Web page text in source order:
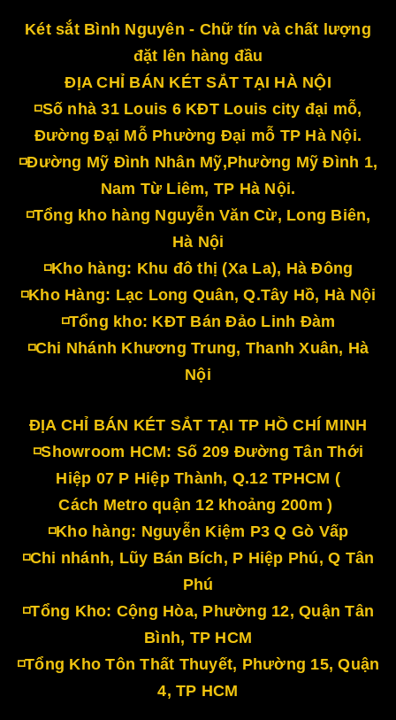
Két sắt Bình Nguyên - Chữ tín và chất lượng
đặt lên hàng đầu
ĐỊA CHỈ BÁN KÉT SẮT TẠI HÀ NỘI
◽Số nhà 31 Louis 6 KĐT Louis city đại mỗ,
Đường Đại Mỗ Phường Đại mỗ TP Hà Nội.
◽Đường Mỹ Đình Nhân Mỹ,Phường Mỹ Đình 1,
Nam Từ Liêm, TP Hà Nội.
◽Tổng kho hàng Nguyễn Văn Cừ, Long Biên,
Hà Nội
◽Kho hàng: Khu đô thị (Xa La), Hà Đông
◽Kho Hàng: Lạc Long Quân, Q.Tây Hồ, Hà Nội
◽Tổng kho: KĐT Bán Đảo Linh Đàm
◽Chi Nhánh Khương Trung, Thanh Xuân, Hà
Nội
ĐỊA CHỈ BÁN KÉT SẮT TẠI TP HỒ CHÍ MINH
◽Showroom HCM: Số 209 Đường Tân Thới
Hiệp 07 P Hiệp Thành, Q.12 TPHCM (
Cách Metro quận 12 khoảng 200m )
◽Kho hàng: Nguyễn Kiệm P3 Q Gò Vấp
◽Chi nhánh, Lũy Bán Bích, P Hiệp Phú, Q Tân
Phú
◽Tổng Kho: Cộng Hòa, Phường 12, Quận Tân
Bình, TP HCM
◽Tổng Kho Tôn Thất Thuyết, Phường 15, Quận
4, TP HCM